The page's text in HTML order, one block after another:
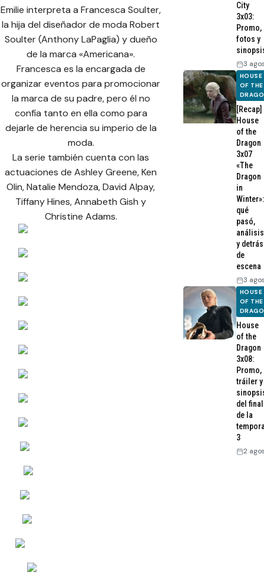
Emilie interpreta a Francesca Soulter,
la hija del diseñador de moda Robert
Soulter (Anthony LaPaglia) y dueño
de la marca «Americana».
Francesca es la encargada de
organizar eventos para promocionar
la marca de su padre, pero él no
confía tanto en ella como para
dejarle de herencia su imperio de la
moda.
La serie también cuenta con las
actuaciones de Ashley Greene, Ken
Olin, Natalie Mendoza, David Alpay,
Tiffany Hines, Annabeth Gish y
Christine Adams.
City
3x03:
Promo,
fotos y
3
HOUSE
OF THE
[Recap]
House
of the
Dragon
3x07
«The
Dragon
in
Winter»:
qué
pasó,
análisis
y detrás
de
escena
3
HOUSE
OF THE
House
of the
Dragon
3x08:
Promo,
tráiler y
del final
de la
3
2